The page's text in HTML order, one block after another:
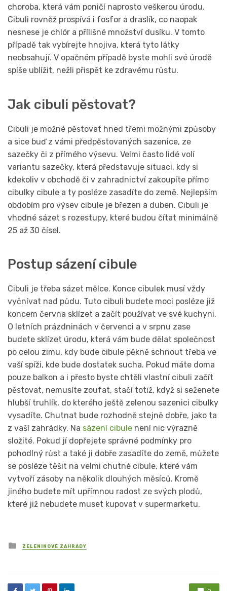
choroba, která vám poničí naprosto veškerou úrodu.
Cibuli rovněž prospívá i fosfor a draslík, co naopak
nesnese je chlór a přílišné množství dusíku. V tomto
případě tak vybírejte hnojiva, která tyto látky
neobsahují. V opačném případě byste mohli své úrodě
spíše ublížit, nežli přispět ke zdravému růstu.
Jak cibuli pěstovat?
Cibuli je možné pěstovat hned třemi možnými způsoby
a sice buď z vámi předpěstovaných sazenice, ze
sazečky či z přímého výsevu. Velmi často lidé volí
variantu sazečky, která představuje situaci, kdy si
kdekoliv v obchodě či v zahradnictví zakoupíte přímo
cibulky cibule a ty posléze zasadíte do země. Nejlepším
obdobím pro výsev cibule je březen a duben. Cibuli je
vhodné sázet s rozestupy, které budou čítat minimálně
25 až 30 čísel.
Postup sázení cibule
Cibuli je třeba sázet mělce. Konce cibulek musí vždy
vyčnívat nad půdu. Tuto cibuli budete moci posléze již
koncem června sklízet a začít používat ve své kuchyni.
O letních prázdninách v červenci a v srpnu zase
budete sklízet úrodu, která vám bude dělat společnost
po celou zimu, kdy bude cibule pěkně schnout třeba ve
vaší spíži, kde bude dostatek sucha. Pokud máte doma
pouze balkon a i přesto byste chtěli vlastní cibuli začít
pěstovat, nemusíte zoufat, stačí totiž, když si seženete
hlubší truhlík, do kterého ještě zelenou sazenici cibulky
vysadíte. Chutnat bude rozhodně stejně dobře, jako ta
z vaší zahrádky. Na sázení cibule není nic výrazně
složité. Pokud jí dopřejete správné podmínky pro
pohodlný růst a také ji dobře zasadíte do země, můžete
se posléze těšit na velmi chutné cibule, které vám
vytvoří zásoby na několik dlouhých měsíců. Kromě
jiného budete mít upřímnou radost ze svých plodů,
které již nebudete muset kupovat v supermarketu.
Posted
in
ZELENINOVÉ ZAHRADY